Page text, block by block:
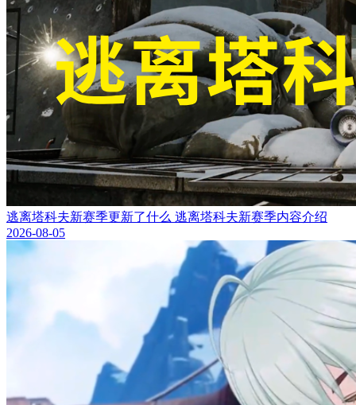
逃离塔科夫新赛季更新了什么 逃离塔科夫新赛季内容介绍
2026-08-05